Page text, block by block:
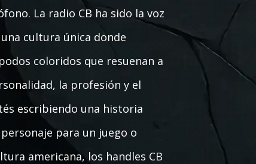
La radio CB ha sido la voz
cultura única donde
coloridos que resuenan a
la profesión y el
escribiendo una historia
para un juego o
americana, los handles CB